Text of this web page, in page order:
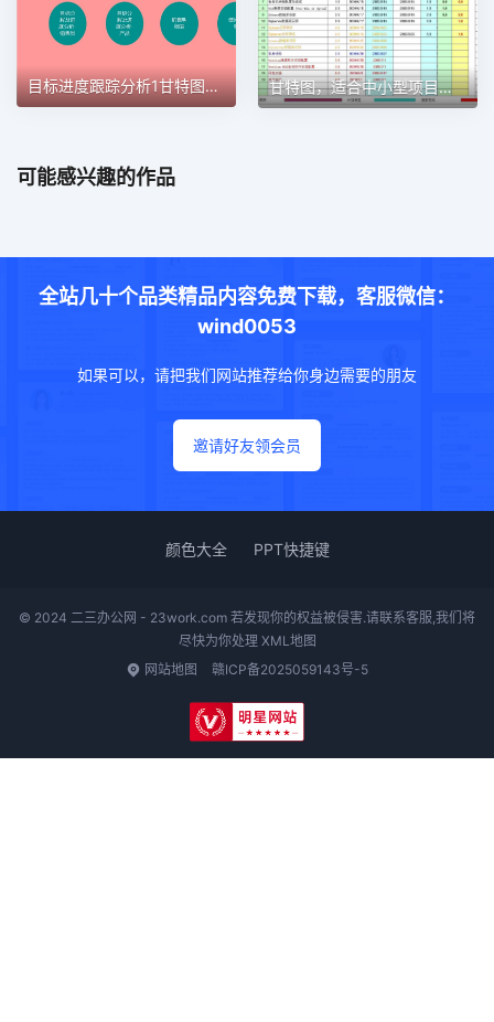
目标进度跟踪分析1甘特图excel模板 甘特图，适合中小型项目管理使用甘特图excel模板
可能感兴趣的作品
全站几十个品类精品内容免费下载，客服微信：
wind0053
如果可以，请把我们网站推荐给你身边需要的朋友
邀请好友领会员
颜色大全 PPT快捷键
© 2024 二三办公网 - 23work.com 若发现你的权益被侵害.请联系客服,我们将
尽快为你处理 XML地图
网站地图
赣ICP备2025059143号-5